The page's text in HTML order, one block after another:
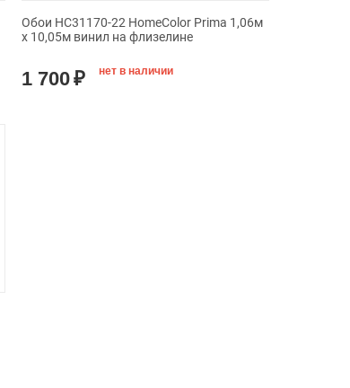
Обои HC31170-22 HomeColor Prima 1,06м
х 10,05м винил на флизелине
1 700₽ нет в наличии